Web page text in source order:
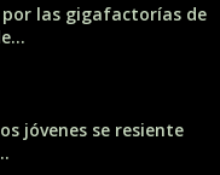
las gigafactorías de
jóvenes se resiente